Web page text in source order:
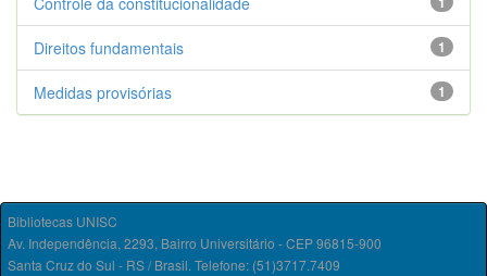
1
Direitos fundamentais
1
Medidas provisórias
Bibliotecas UNISC
Av. Independência, 2293, Bairro Universitário - CEP 96815-900
Santa Cruz do Sul - RS / Brasil. Telefone: (51)3717.7409